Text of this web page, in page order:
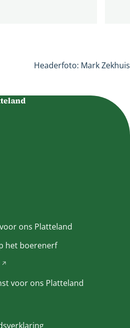
Headerfoto: Mark Zekhuis
ons Platteland
het boerenerf
een
voor ons Platteland